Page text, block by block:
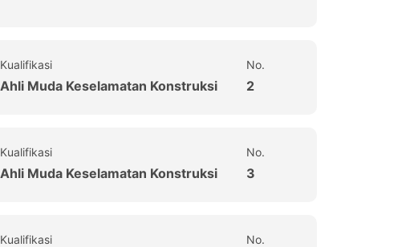
Kualifikasi
Ahli Muda Keselamatan Konstruksi
No.
2
Kualifikasi
Ahli Muda Keselamatan Konstruksi
No.
3
Kualifikasi No.